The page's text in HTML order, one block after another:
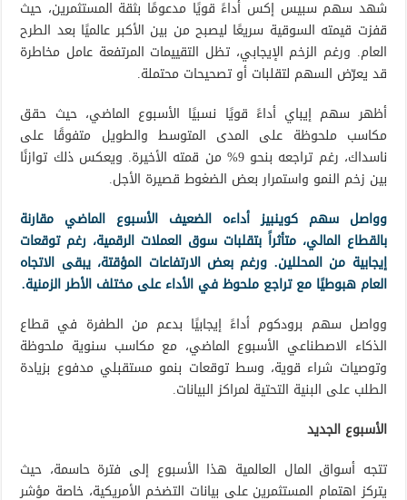
شهد سهم سبيس إكس أداءً قويًا مدعومًا بثقة المستثمرين، حيث
قفزت قيمته السوقية سريعًا ليصبح من بين الأكبر عالميًا بعد الطرح
العام. ورغم الزخم الإيجابي، تظل التقييمات المرتفعة عامل مخاطرة
قد يعرّض السهم لتقلبات أو تصحيحات محتملة.
أظهر سهم إيباي أداءً قويًا نسبيًا الأسبوع الماضي، حيث حقق
مكاسب ملحوظة على المدى المتوسط والطويل متفوقًا على
ناسداك، رغم تراجعه بنحو 9% من قمته الأخيرة. ويعكس ذلك توازنًا
بين زخم النمو واستمرار بعض الضغوط قصيرة الأجل.
وواصل سهم كوينبيز أداءه الضعيف الأسبوع الماضي مقارنة
بالقطاع المالي، متأثراً بتقلبات سوق العملات الرقمية، رغم توقعات
إيجابية من المحللين. ورغم بعض الارتفاعات المؤقتة، يبقى الاتجاه
العام هبوطيًا مع تراجع ملحوظ في الأداء على مختلف الأطر الزمنية.
وواصل سهم برودكوم أداءً إيجابيًا بدعم من الطفرة في قطاع
الذكاء الاصطناعي الأسبوع الماضي، مع مكاسب سنوية ملحوظة
وتوصيات شراء قوية، وسط توقعات بنمو مستقبلي مدفوع بزيادة
الطلب على البنية التحتية لمراكز البيانات.
الأسبوع الجديد
تتجه أسواق المال العالمية هذا الأسبوع إلى فترة حاسمة، حيث
يتركز اهتمام المستثمرين على بيانات التضخم الأمريكية، خاصة مؤشر